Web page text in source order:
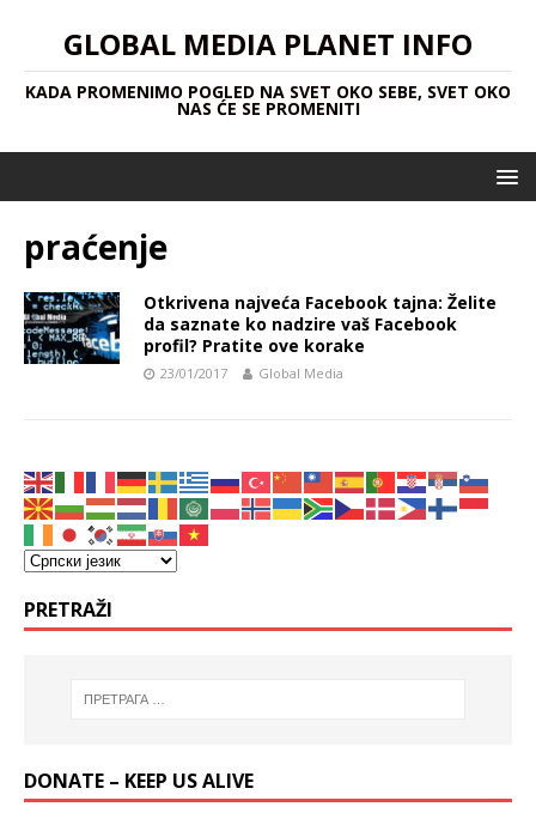
GLOBAL MEDIA PLANET INFO
KADA PROMENIMO POGLED NA SVET OKO SEBE, SVET OKO
NAS ĆE SE PROMENITI
praćenje
Otkrivena najveća Facebook tajna: Želite
da saznate ko nadzire vaš Facebook
profil? Pratite ove korake
23/01/2017 Global Media
PRETRAŽI
DONATE – KEEP US ALIVE